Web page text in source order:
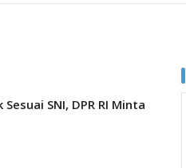
SNI, DPR RI Minta